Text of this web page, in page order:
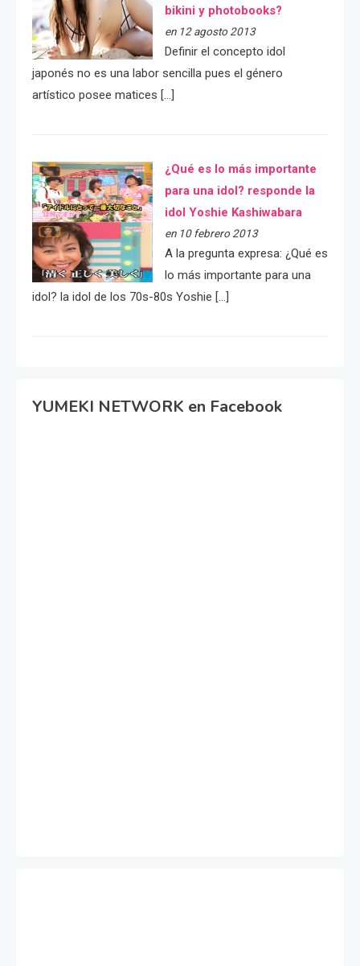
bikini y photobooks?
en 12 agosto 2013
Definir el concepto idol
japonés no es una labor sencilla pues el género
artístico posee matices […]
¿Qué es lo más importante
para una idol? responde la
idol Yoshie Kashiwabara
en 10 febrero 2013
A la pregunta expresa: ¿Qué es
lo más importante para una
idol? la idol de los 70s-80s Yoshie […]
YUMEKI NETWORK en Facebook